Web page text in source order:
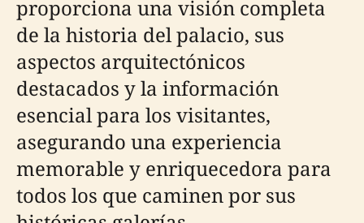
proporciona una visión completa
de la historia del palacio, sus
aspectos arquitectónicos
destacados y la información
esencial para los visitantes,
asegurando una experiencia
memorable y enriquecedora para
todos los que caminen por sus